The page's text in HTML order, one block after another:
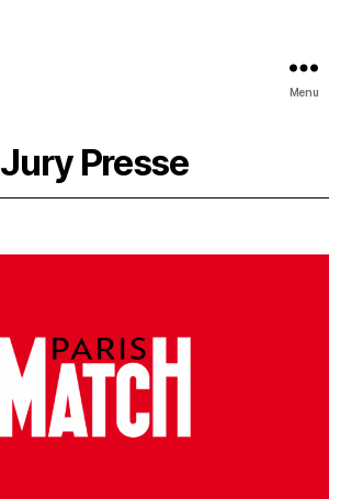
Menu
Jury Presse